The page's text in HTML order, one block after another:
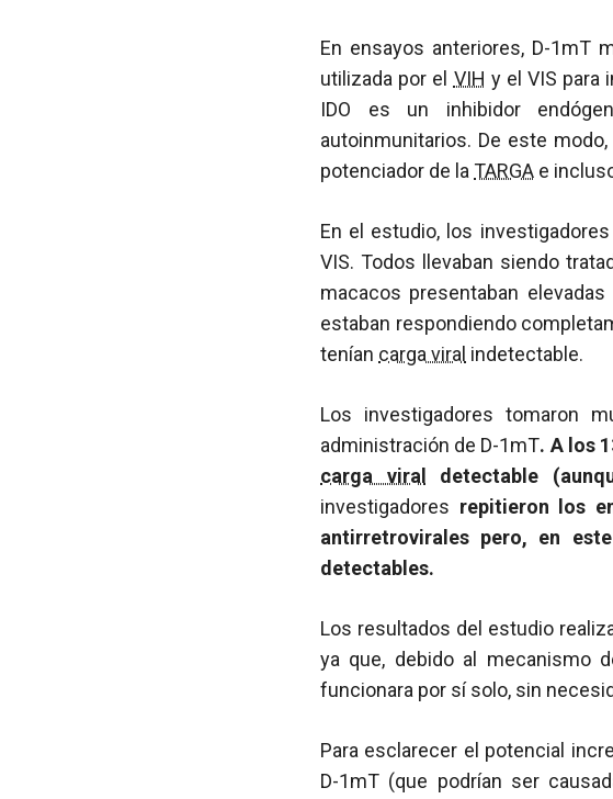
En ensayos anteriores, D-1mT
utilizada por el VIH y el VIS para
IDO es un inhibidor
autoinmunitarios. De este
potenciador de la TARGA e
En el estudio, los
VIS. Todos llevaban siendo
macacos presentaban
estaban respondiendo
tenían carga viral indetectable.
Los investigadores tomaron
administración de D-1mT. A los
carga viral
detectable
investigadores repitieron los
antirretrovirales pero, en
detectables.
Los resultados del estudio
ya que, debido al mecanismo
funcionara por sí solo, sin
Para esclarecer el potencial
D-1mT (que podrían ser